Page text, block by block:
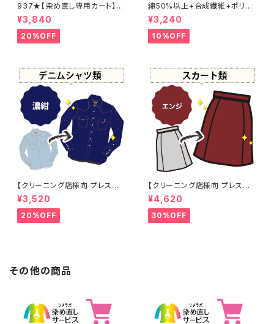
937★【染め直し専用カート】4
800円
¥3,840
20%OFF
綿50%以上+合成繊維+ポリウ
レタン 黒染め パンツ 【元色：
黒】 -染め直し[漆黒 - Black]4
01-0076
¥3,240
10%OFF
【クリーニング店様向 プレス加
工なし】綿100% 濃紺染め シャ
ツ 【元色：紺(Navy) - 色あせあ
り】 -染め直し[ネイビー - Nav
y]403-0116
¥3,520
20%OFF
【クリーニング店様向 プレス加
工なし】綿100% エンジ染め ス
カート 【元色：白 - 汚れあり】 -
染め直し[臙脂 - ワインレッド -
くすんだ深みのある赤]403-01
¥4,620
30%OFF
その他の商品